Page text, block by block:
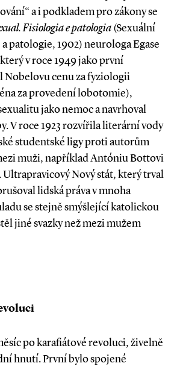
a i podkladem pro zákony se
Fisiologia e patologia(Sexuální
patologie, 1902) neurologa Egase
v roce 1949 jako první
Nobelovu cenu za fyziologii
za provedení lobotomie),
jako nemoc a navrhoval
V roce 1923 rozvířila literární vody
studentské ligy proti autorům
muži, například Antóniu Bottovi
Ultrapravicový Nový stát, který trval
lidská práva v mnoha
se stejně smýšlející katolickou
jiné svazky než mezi mužem
po karafiátové revoluci, živelně
hnutí. První bylo spojené